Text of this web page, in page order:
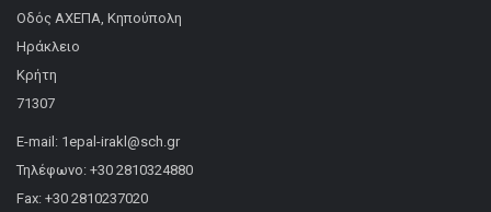
Οδός ΑΧΕΠΑ, Κηπούπολη
Ηράκλειο
Κρήτη
71307
E-mail: 1epal-irakl@sch.gr
Τηλέφωνο: +30 2810324880
Fax: +30 2810237020